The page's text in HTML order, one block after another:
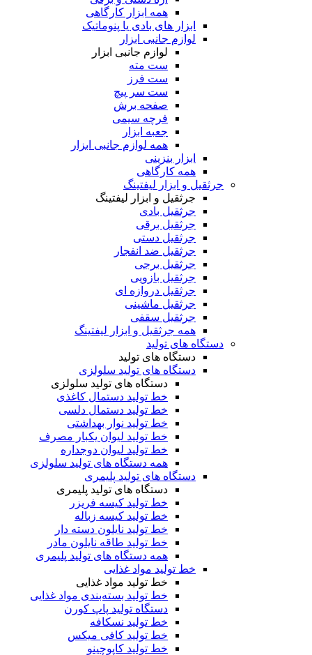
همه ابزار کارگاهی
ابزار های بادی یا پنوماتیک
لوازم جانبی ابزار
لوازم جانبی ابزار
ست مته
ست فرز
ست سر پیچ
صفحه برش
فرچه سیمی
جعبه ابزار
همه لوازم جانبی ابزار
ابزار بنزینی
همه کارگاهی
جرثقیل و ابزار لیفتینگ
جرثقیل و ابزار لیفتینگ
جرثقیل بادی
جرثقیل برقی
جرثقیل دستی
جرثقیل ضد انفجار
جرثقیل برجی
جرثقیل بازویی
جرثقیل دروازه ای
جرثقیل ماشینی
جرثقیل سقفی
همه جرثقیل و ابزار لیفتینگ
دستگاه های تولید
دستگاه های تولید
دستگاه های تولید سلولزی
دستگاه های تولید سلولزی
خط تولید دستمال کاغذی
خط تولید دستمال دلسی
خط تولید نوار بهداشتی
خط تولید لیوان یکبار مصرف
خط تولید لیوان دوجداره
همه دستگاه های تولید سلولزی
دستگاه های تولید پلیمری
دستگاه های تولید پلیمری
خط تولید کیسه فریزر
خط تولید کیسه زباله
خط تولید نایلون دسته دار
خط تولید طاقه نایلون مادر
همه دستگاه های تولید پلیمری
خط تولید مواد غذایی
خط تولید مواد غذایی
خط تولید بسته‌بندی مواد غذایی
دستگاه تولید پاپ کورن
خط تولید نسکافه
خط تولید کافی میکس
خط تولید کاپوچینو